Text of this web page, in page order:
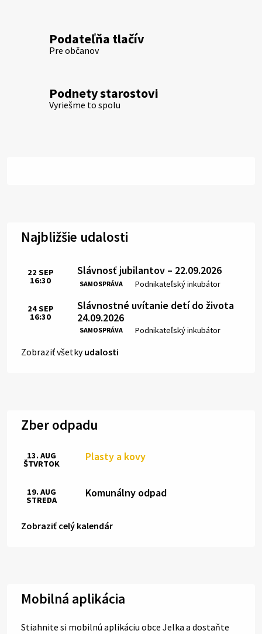
Podateľňa tlačív
Pre občanov
Podnety starostovi
Vyriešme to spolu
Najbližšie udalosti
Slávnosť jubilantov – 22.09.2026
SAMOSPRÁVA Miesto:
Podnikateľský inkubátor
Čas:
22 SEP
16:30
Slávnostné uvítanie detí do života
24.09.2026
SAMOSPRÁVA Miesto:
Podnikateľský inkubátor
Čas:
24SEP
16:30
Zobraziť všetkyudalosti
Zber odpadu
Plasty a kovy
13. AUG
ŠTVRTOK
Komunálny odpad
19. AUG
STREDA
Zobraziť celý kalendár
Mobilná aplikácia
Stiahnite si mobilnú aplikáciu obce Jelka a dostaňte